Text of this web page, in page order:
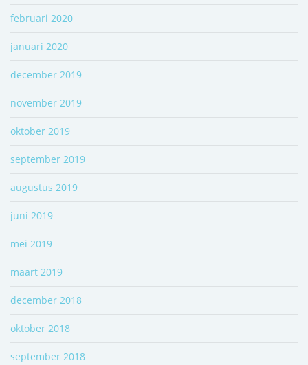
februari 2020
januari 2020
december 2019
november 2019
oktober 2019
september 2019
augustus 2019
juni 2019
mei 2019
maart 2019
december 2018
oktober 2018
september 2018